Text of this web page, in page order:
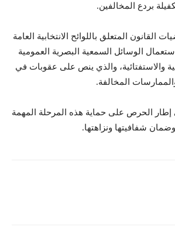
بردع المخالفين.
القانون المتعلق باللوائح الانتخابية العامة
الوسائل السمعية البصرية العمومية
والاستفتائية، والذي ينص على عقوبات في
المخالفة.
إطار الحرص على حماية هذه المرحلة المهمة
شفافيتها ونزاهتها.